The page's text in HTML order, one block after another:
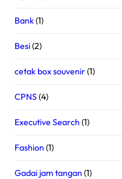
Bank(1)
Besi(2)
cetak box souvenir(1)
CPNS(4)
Executive Search (1)
Fashion (1)
Gadai jam tangan (1)